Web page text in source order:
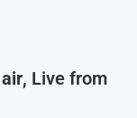
, Live from